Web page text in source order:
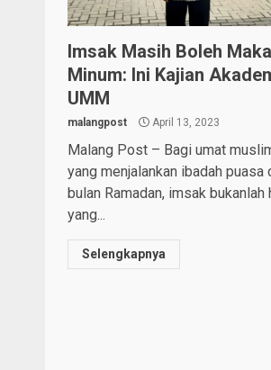
Imsak Masih Boleh
Minum: Ini Kajian
UMM
malangpost April 13, 2023
Malang Post – Bagi umat
yang menjalankan ibadah puasa
bulan Ramadan, imsak bukanlah
yang...
Selengkapnya